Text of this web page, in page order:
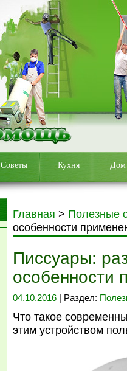
Советы Кухня Дом
Главная > Полезные
особенности
Писсуары:
особенности
04.10.2016 | Раздел:
Что такое
этим устройством